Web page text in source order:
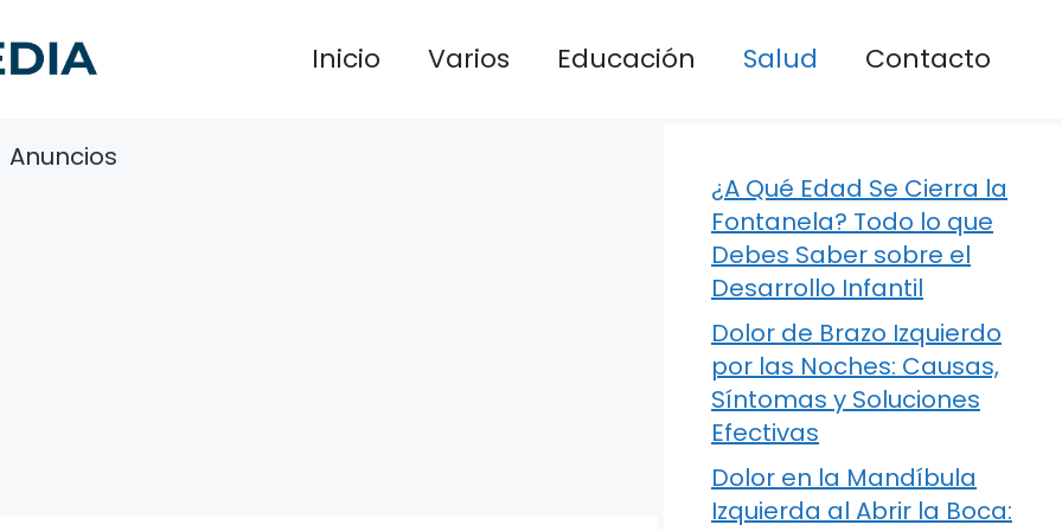
Inicio Varios Educación Salud Contacto
Anuncios
¿A Qué Edad Se Cierra la
Fontanela? Todo lo que
Debes Saber sobre el
Desarrollo Infantil
Dolor de Brazo Izquierdo
por las Noches: Causas,
Síntomas y Soluciones
Efectivas
Dolor en la Mandíbula
Izquierda al Abrir la Boca: